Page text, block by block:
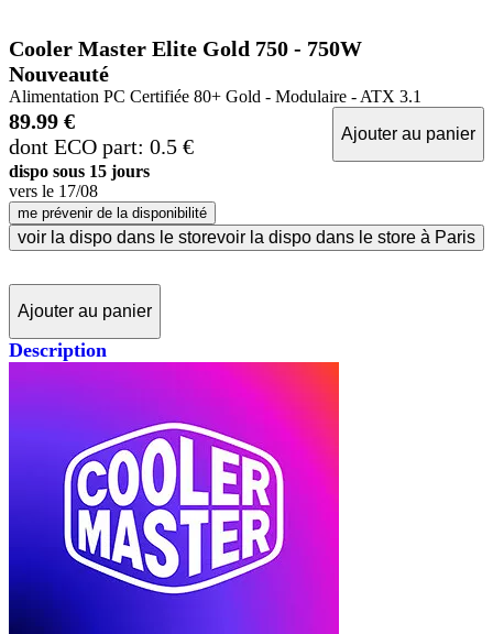
Cooler Master Elite Gold 750 - 750W
Nouveauté
Alimentation PC Certifiée 80+ Gold - Modulaire - ATX 3.1
89.99 €
dont ECO part: 0.5 €
Ajouter au panier
dispo sous 15 jours
vers le 17/08
me prévenir de la disponibilité
voir la dispo dans le storevoir la dispo dans le store à Paris
Ajouter au panier
Description